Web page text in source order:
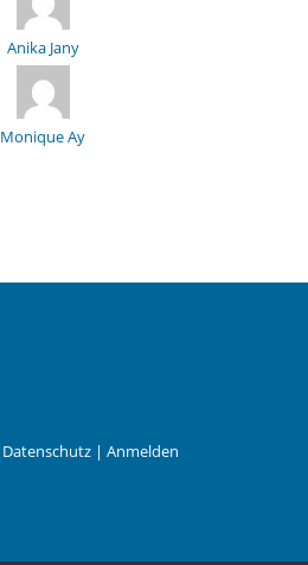
Anika Jany
Monique Ay
Datenschutz | Anmelden